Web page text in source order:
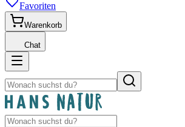
Favoriten
Warenkorb
Chat